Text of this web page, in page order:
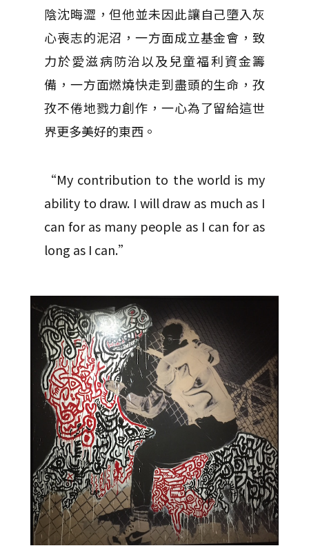
陰沈晦澀，但他並未因此讓自己墮入灰
心喪志的泥沼，一方面成立基金會，致
力於愛滋病防治以及兒童福利資金籌
備，一方面燃燒快走到盡頭的生命，孜
孜不倦地戮力創作，一心為了留給這世
界更多美好的東西。
“My contribution to the world is my
ability to draw. I will draw as much as I
can for as many people as I can for as
long as I can.”